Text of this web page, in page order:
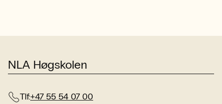
NLA Høgskolen
Tlf:+47 55 54 07 00